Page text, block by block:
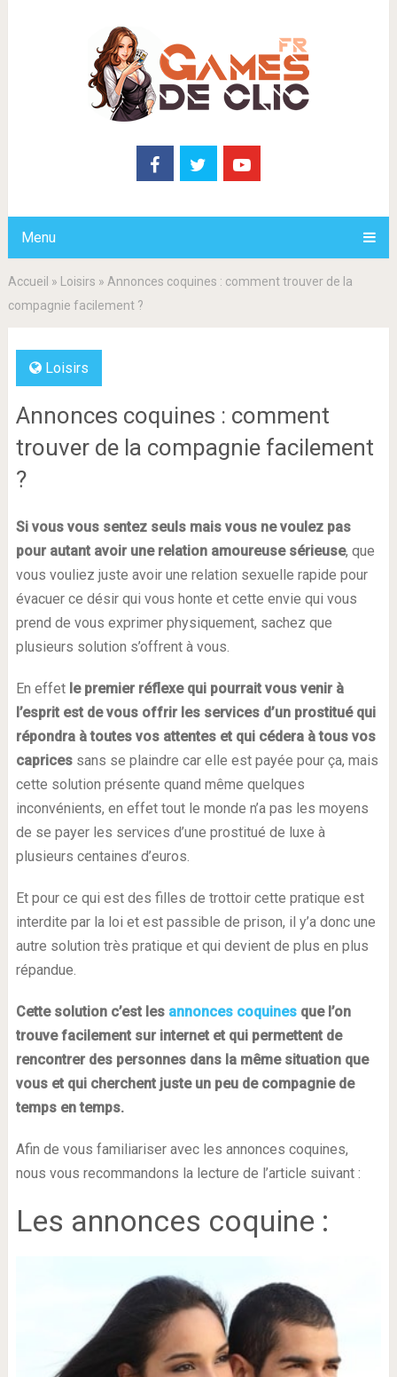
Menu
Accueil » Loisirs » Annonces coquines : comment trouver de la
compagnie facilement ?
Loisirs
Annonces coquines : comment
trouver de la compagnie facilement
?
Si vous vous sentez seuls mais vous ne voulez pas
pour autant avoir une relation amoureuse sérieuse, que
vous vouliez juste avoir une relation sexuelle rapide pour
évacuer ce désir qui vous honte et cette envie qui vous
prend de vous exprimer physiquement, sachez que
plusieurs solution s’offrent à vous.
En effetle premier réflexe qui pourrait vous venir à
l’esprit est de vous offrir les services d’un prostitué qui
répondra à toutes vos attentes et qui cédera à tous vos
capricessans se plaindre car elle est payée pour ça, mais
cette solution présente quand même quelques
inconvénients, en effet tout le monde n’a pas les moyens
de se payer les services d’une prostitué de luxe à
plusieurs centaines d’euros.
Et pour ce qui est des filles de trottoir cette pratique est
interdite par la loi et est passible de prison, il y’a donc une
autre solution très pratique et qui devient de plus en plus
répandue.
Cette solution c’est les annonces coquinesque l’on
trouve facilement sur internet et qui permettent de
rencontrer des personnes dans la même situation que
vous et qui cherchent juste un peu de compagnie de
temps en temps.
Afin de vous familiariser avec les annonces coquines,
nous vous recommandons la lecture de l’article suivant :
Les annonces coquine :